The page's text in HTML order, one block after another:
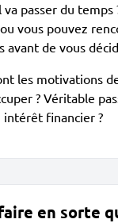
va passer du temps
vous pouvez
avant de vous
les motivations
? Véritable
intérêt financier ?
en sorte